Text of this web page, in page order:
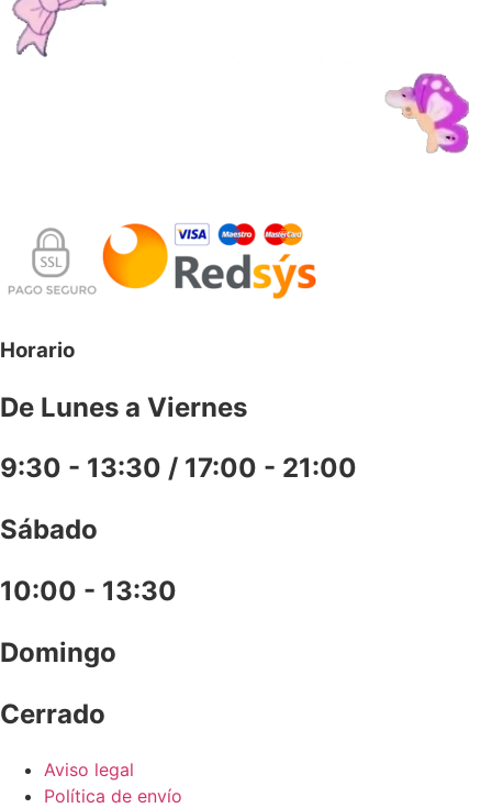
Horario
De Lunes a Viernes
9:30 - 13:30 / 17:00 - 21:00
Sábado
10:00 - 13:30
Domingo
Cerrado
Aviso legal
Política de envío